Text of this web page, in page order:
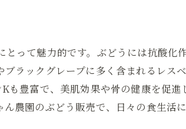
って魅力的です。ぶどうには抗酸化
ラックグレープに多く含まれるレス
も豊富で、美肌効果や骨の健康を促
農園のぶどう販売で、日々の食生活